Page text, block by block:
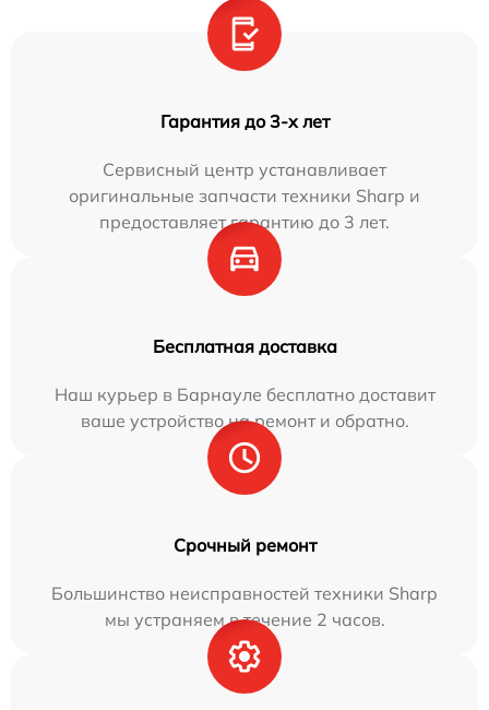
Гарантия до 3-х лет
Сервисный центр устанавливает
оригинальные запчасти техники Sharp и
предоставляет гарантию до 3 лет.
Бесплатная доставка
Наш курьер в Барнауле бесплатно доставит
ваше устройство на ремонт и обратно.
Срочный ремонт
Большинство неисправностей техники Sharp
мы устраняем в течение 2 часов.